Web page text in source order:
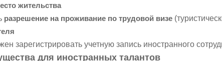
жительства
разрешение на проживание по трудовой визе
зарегистрировать учетную запись иностранного
для иностранных талантов